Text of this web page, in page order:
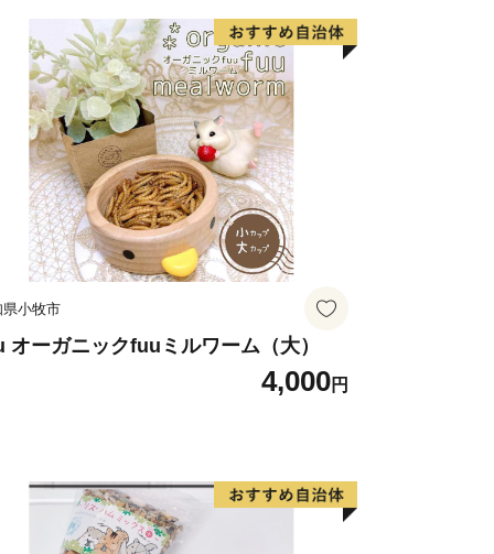
小牧市
オーガニックfuuミルワーム（大）
4,000円